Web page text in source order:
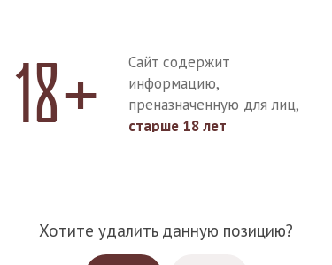
18+
Сайт содержит
информацию,
преназначенную для лиц,
старше 18 лет
Хотите удалить данную позицию?